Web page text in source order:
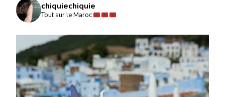
chiquiechiquie
Tout sur le Maroc